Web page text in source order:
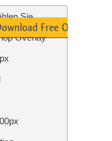
Sie
Overlay
Free Overlay